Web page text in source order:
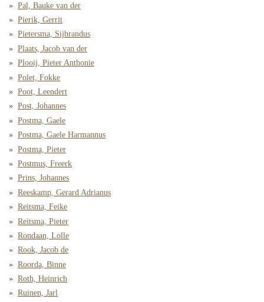
Pal, Bauke van der
Pierik, Gerrit
Pietersma, Sijbrandus
Plaats, Jacob van der
Plooij, Pieter Anthonie
Polet, Fokke
Poot, Leendert
Post, Johannes
Postma, Gaele
Postma, Gaele Harmannus
Postma, Pieter
Postmus, Freerk
Prins, Johannes
Reeskamp, Gerard Adrianus
Reitsma, Feike
Reitsma, Pieter
Rondaan, Lolle
Rook, Jacob de
Roorda, Binne
Roth, Heinrich
Ruinen, Jarl